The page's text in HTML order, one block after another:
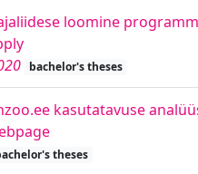
loomine
bachelor's theses
kasutatavuse
theses